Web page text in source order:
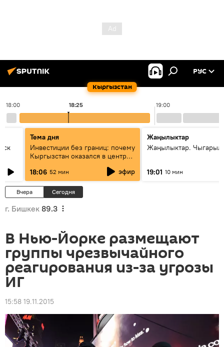
Кыргызстан
РУС
18:00 19:00
18:25
Тема дня
Инвестиции без границ: почему
Кыргызстан оказался в центре
18:06 52 мин эфир
Жаңылыктар
Жаңылыктар.
19:01 10 мин
Вчера Сегодня
г. Бишкек 89.3
В Нью-Йорке размещают
группы чрезвычайного
реагирования из-за угрозы
ИГ
15:58 19.11.2015